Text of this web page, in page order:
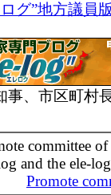
グ”地方議員
事、市区町村
committee
and the ele-
Promote